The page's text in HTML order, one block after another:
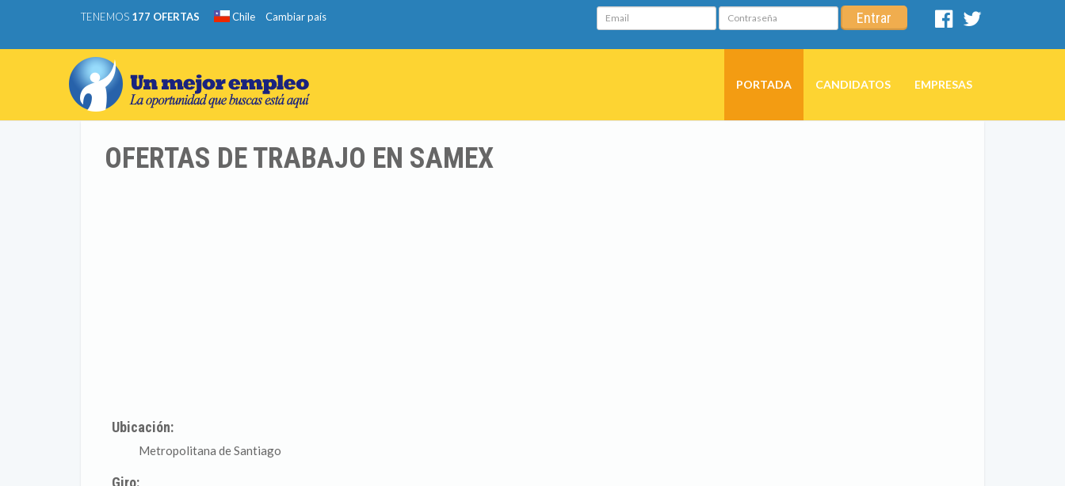
TENEMOS 177 OFERTAS Chile Cambiar país Email Contraseña Entrar
Facebook
PORTADA CANDIDATOS EMPRESAS
OFERTAS DE TRABAJO EN SAMEX
Ubicación:
Metropolitana de Santiago
Giro: